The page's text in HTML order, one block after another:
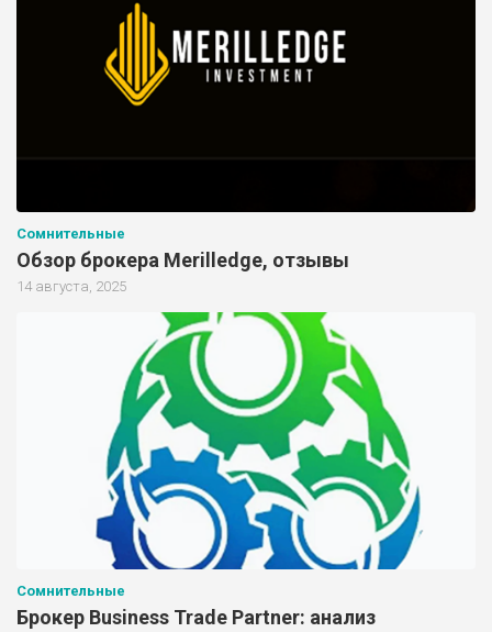
Сомнительные
Обзор брокера Merilledge, отзывы
14 августа, 2025
Сомнительные
Брокер Business Trade Partner: анализ